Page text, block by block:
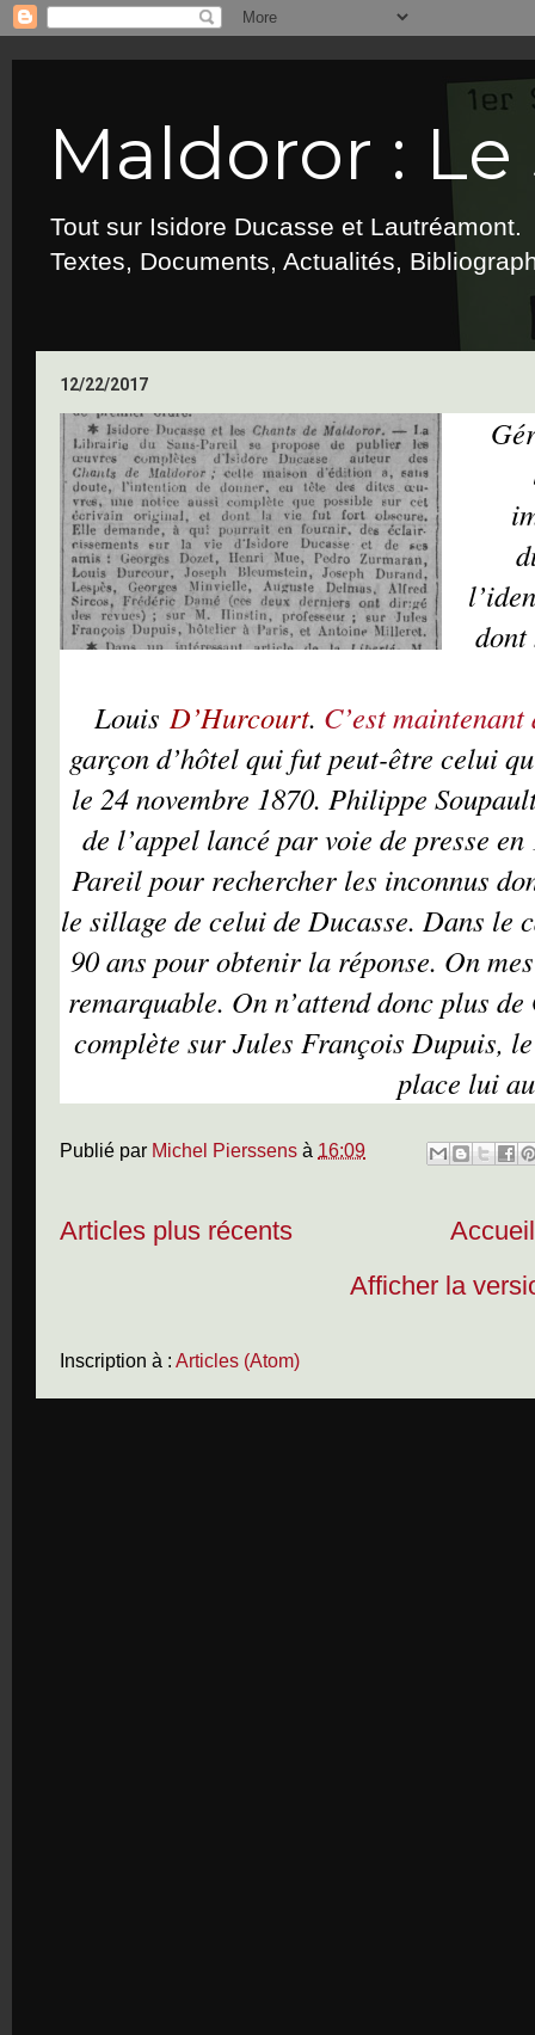
Maldoror : Le
Tout sur Isidore Ducasse et Lautréamont.
Textes, Documents, Actualités,
12/22/2017
dont
Louis D’Hurcourt. C’est
garçon d’hôtel qui fut peut-être celui
le 24 novembre 1870. Philippe
de l’appel lancé par voie de presse
Pareil pour rechercher les inconnus
le sillage de celui de Ducasse. Dans
90 ans pour obtenir la réponse. On
remarquable. On n’attend donc plus
complète sur Jules François Dupuis,
place lui
Publié par Michel Pierssens à 16:09
Articles plus récents
Accueil
Afficher la
Inscription à : Articles (Atom)